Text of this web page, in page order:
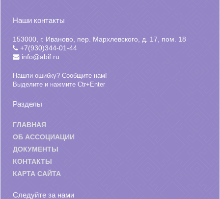
Наши контакты
153000, г. Иваново, пер. Мархлевского, д. 17, пом. 18
+7(930)344-01-44
info@abif.ru
Нашли ошибку? Сообщите нам!
Выделите и нажмите Ctr+Enter
Разделы
ГЛАВНАЯ
ОБ АССОЦИАЦИИ
ДОКУМЕНТЫ
КОНТАКТЫ
КАРТА САЙТА
Следуйте за нами